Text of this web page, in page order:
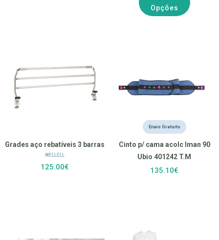
Opções
Grades aço rebatíveis 3 barras
WELLELL
125.00€
Envio Gratuito
Cinto p/ cama acolc Iman 90
Ubio 401242 T.M
135.10€